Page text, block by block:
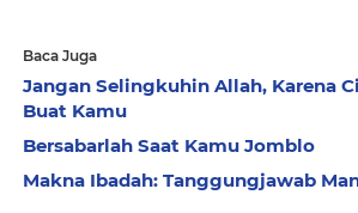
Baca Juga
Jangan Selingkuhin Allah, Karena
Buat Kamu
Bersabarlah Saat Kamu Jomblo
Makna Ibadah: Tanggungjawab